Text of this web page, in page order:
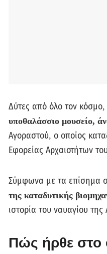
Δύτες από όλο τον
υποθαλάσσιο μουσείο,
Αγοραστού, ο οποίος
Εφορείας Αρχαιοτήτων
Σύμφωνα με τα επίσημα
της καταδυτικής
ιστορία του ναυαγίου
Πώς ήρθε στο